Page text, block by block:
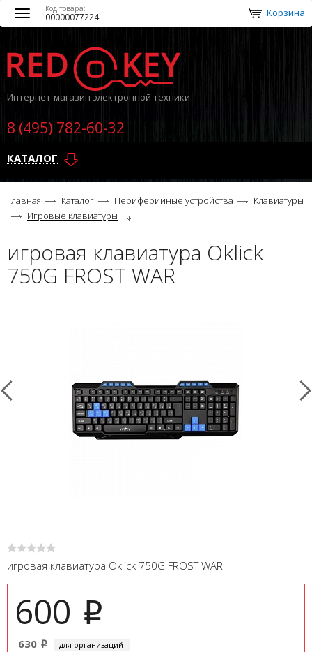
Toggle
navigation
Код товара:
00000077224 Корзина
Интернет-магазин электронной техники
8 (495) 782-60-32
КАТАЛОГ
Главная Каталог Периферийные устройства
Клавиатуры
Игровые клавиатуры
игровая клавиатура Oklick
750G FROST WAR
игровая клавиатура Oklick 750G FROST WAR
600 i
630 i для организаций